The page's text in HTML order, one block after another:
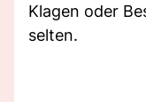
Klagen oder
selten.